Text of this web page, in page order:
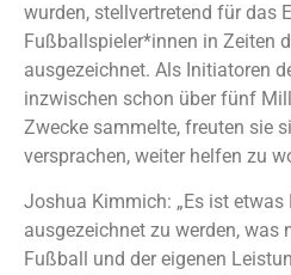
wurden, stellvertretend für das
Fußballspieler*innen in Zeiten
ausgezeichnet. Als Initiatoren
inzwischen schon über fünf
Zwecke sammelte, freuten sie
versprachen, weiter helfen zu
Joshua Kimmich: „Es ist etwas
ausgezeichnet zu werden, was
Fußball und der eigenen